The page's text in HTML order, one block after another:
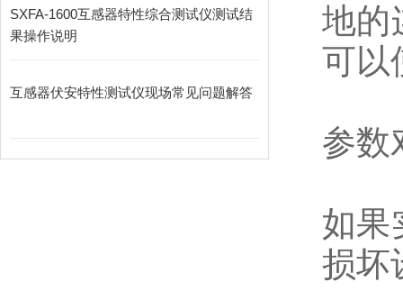
SXFA-1600互感器特性综合测试仪测试结
果操作说明
互感器伏安特性测试仪现场常见问题解答
地的
可以
参
如果
损坏